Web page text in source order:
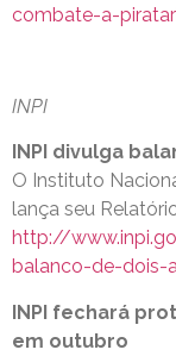
combate-a-
INPI
INPI divulga
O Instituto
lança seu
http://
balanco-de-
INPI fechará
em outubro